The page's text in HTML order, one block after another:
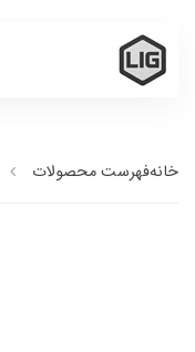
خانهفهرست محصولات